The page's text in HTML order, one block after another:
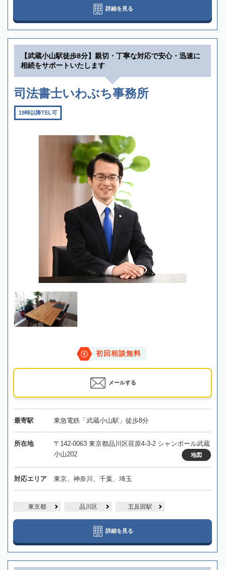
詳細を見る
【武蔵小山駅徒歩8分】親切・丁寧な対応で安心・迅速に
相続をサポートいたします
司法書士いわぶち事務所
19時以降TEL可
初回相談無料
メールする
最寄駅 東急電鉄「武蔵小山駅」徒歩8分
所在地
〒142-0063 東京都品川区荏原4-3-2 シャンボール武蔵
小山202
地図
対応エリア 東京、神奈川、千葉、埼玉
東京都 品川区 五反田駅
詳細を見る